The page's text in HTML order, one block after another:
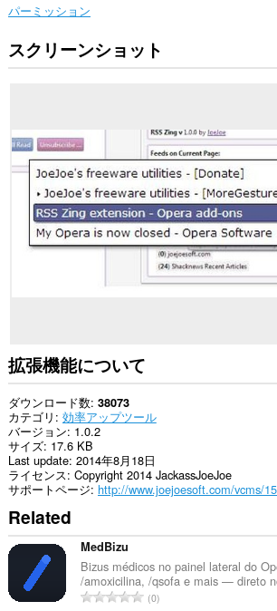
パーミッション
こ
の
は、
す
べ
セ
ス
可
能
で
す。
こ
の
拡
張
機
能
は
ブ
ジ
スクリーンショット
拡張機能について
ダウンロード数 38073
カテゴリ 効率アップツール
バージョン 1.0.2
サイズ 17.6 KB
Last update 2014年8月18日
ライセンス Copyright 2014 JackassJoeJoe
サポートページ http://www.joejoesoft.com/vcms/
Related
MedBizu
Bizus médicos no painel lateral do
/amoxicilina, /qsofa e mais — direto
評
0